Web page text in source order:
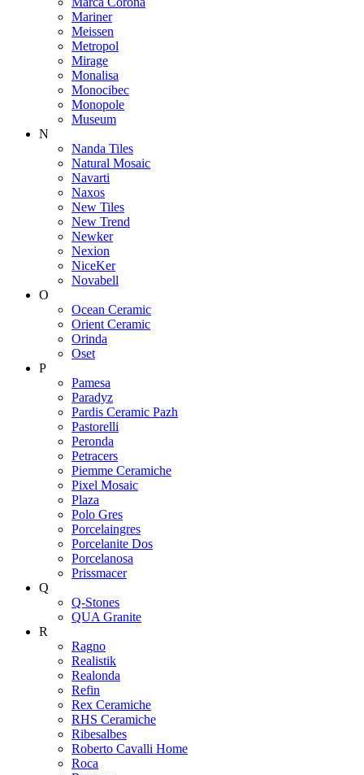
Mariner
Meissen
Metropol
Mirage
Monalisa
Monocibec
Monopole
Museum
N
Nanda Tiles
Natural Mosaic
Navarti
Naxos
New Tiles
New Trend
Newker
Nexion
NiceKer
Novabell
O
Ocean Ceramic
Orient Ceramic
Orinda
Oset
P
Pamesa
Paradyz
Pardis Ceramic Pazh
Pastorelli
Peronda
Petracers
Piemme Ceramiche
Pixel Mosaic
Plaza
Polo Gres
Porcelaingres
Porcelanite Dos
Porcelanosa
Prissmacer
Q
Q-Stones
QUA Granite
R
Ragno
Realistik
Realonda
Refin
Rex Ceramiche
RHS Ceramiche
Ribesalbes
Roberto Cavalli Home
Roca